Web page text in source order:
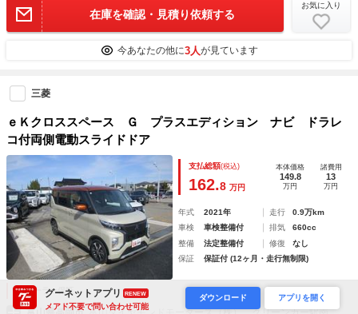
在庫を確認・見積り依頼する
お気に入り
今あなたの他に3人が見ています
三菱
ｅＫクロススペース Ｇ プラスエディション ナビ ドラレ
コ付両側電動スライドドア
支払総額(税込)
162.8 万円
本体価格
149.8
万円
諸費用
13
万円
年式 2021年 走行
0.9万km
車検
車検整備付 排気
660cc
整備
法定整備付 修復
なし
保証
保証付 (12ヶ月・走行無制限)
ディーラー保証グーネットアプリ RENEW
メアド不要で問い合わせ可能
ダウンロード アプリを開く